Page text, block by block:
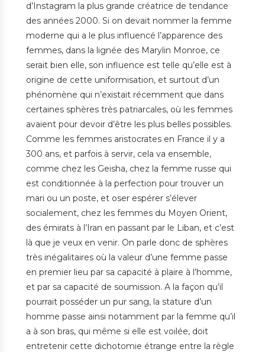
d’Instagram la plus grande créatrice de tendance
des années 2000. Si on devait nommer la femme
moderne qui a le plus influencé l’apparence des
femmes, dans la lignée des Marylin Monroe, ce
serait bien elle, son influence est telle qu’elle est à
origine de cette uniformisation, et surtout d’un
phénomène qui n’existait récemment que dans
certaines sphères très patriarcales, où les femmes
avaient pour devoir d’être les plus belles possibles.
Comme les femmes aristocrates en France il y a
300 ans, et parfois à servir, cela va ensemble,
comme chez les Geisha, chez la femme russe qui
est conditionnée à la perfection pour trouver un
mari ou un poste, et oser espérer s’élever
socialement, chez les femmes du Moyen Orient,
des émirats à l’Iran en passant par le Liban, et c’est
là que je veux en venir. On parle donc de sphères
très inégalitaires où la valeur d’une femme passe
en premier lieu par sa capacité à plaire à l’homme,
et par sa capacité de soumission. A la façon qu’il
pourrait posséder un pur sang, la stature d’un
homme passe ainsi notamment par la femme qu’il
a à son bras, qui même si elle est voilée, doit
entretenir cette dichotomie étrange entre la règle